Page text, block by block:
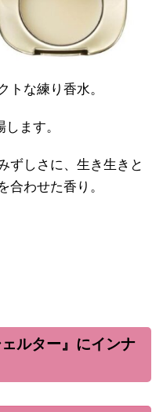
トな練り香水。
ます。
ずしさに、生き生きと
合わせた香り。
ルター』にインナ